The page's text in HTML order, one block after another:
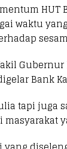
HUT
waktu
Bank
tapi juga
masyarakat